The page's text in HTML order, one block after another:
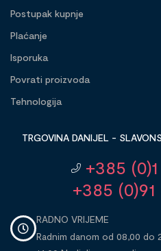
Postupak kupnje
Plaćanje
Isporuka
Povrati proizvoda
Tehnologija
TRGOVINA DANIJEL -
+385
+385 (0)91
RADNO VRIJEME
Radnim danom od 08,00